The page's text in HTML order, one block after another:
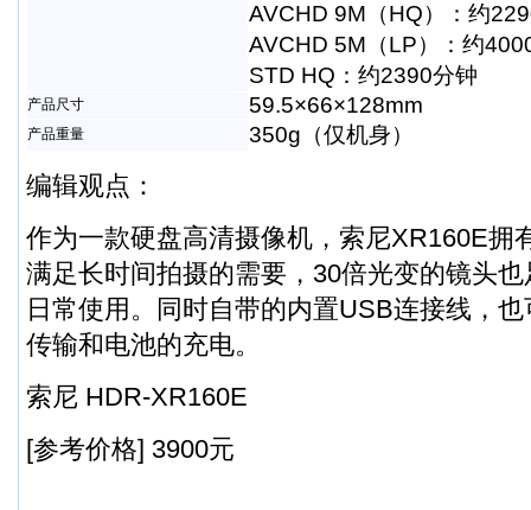
AVCHD 9M（HQ）：约
AVCHD 5M（LP）：约
STD HQ：约2390分钟
产品尺寸 59.5×66×128mm
产品重量 350g（仅机身）
编辑观点：
作为一款硬盘高清摄像机，索尼XR160E拥
满足长时间拍摄的需要，30倍光变的镜头
日常使用。同时自带的内置USB连接线，
传输和电池的充电。
索尼 HDR-XR160E
[参考价格] 3900元